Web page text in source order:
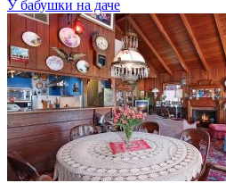
У бабушки на даче